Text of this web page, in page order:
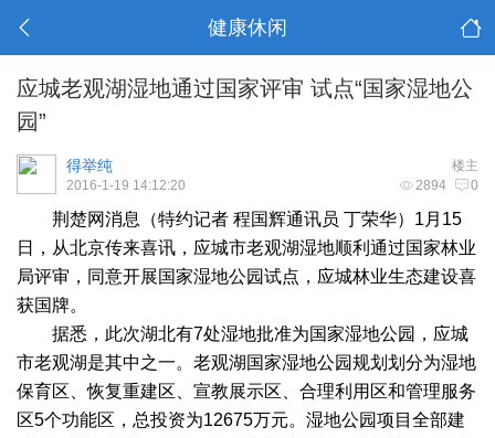
健康休闲
应城老观湖湿地通过国家评审 试点“国家湿地公
园”
楼主
得举纯
2894 0
2016-1-19 14:12:20
荆楚网消息（特约记者 程国辉通讯员 丁荣华）1月15
日，从北京传来喜讯，应城市老观湖湿地顺利通过国家林业
局评审，同意开展国家湿地公园试点，应城林业生态建设喜
获国牌。
据悉，此次湖北有7处湿地批准为国家湿地公园，应城
市老观湖是其中之一。老观湖国家湿地公园规划划分为湿地
保育区、恢复重建区、宣教展示区、合理利用区和管理服务
区5个功能区，总投资为12675万元。湿地公园项目全部建